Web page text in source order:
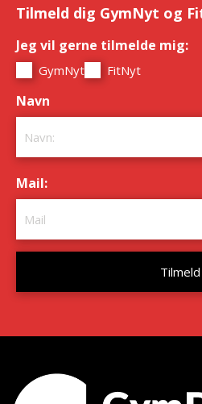
Tilmeld dig GymNyt og
Jeg vil gerne tilmelde mig:
GymNyt FitNyt
Navn
Mail: